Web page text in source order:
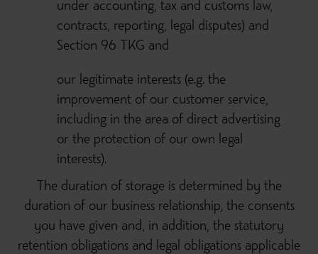
under accounting, tax and customs law,
contracts, reporting, legal disputes) and
Section 96 TKG and
our legitimate interests (e.g. the
improvement of our customer service,
including in the area of direct advertising
or the protection of our own legal
interests).
The duration of storage is determined by the
duration of our business relationship, the consents
you have given and, in addition, the statutory
retention obligations and legal obligations applicable